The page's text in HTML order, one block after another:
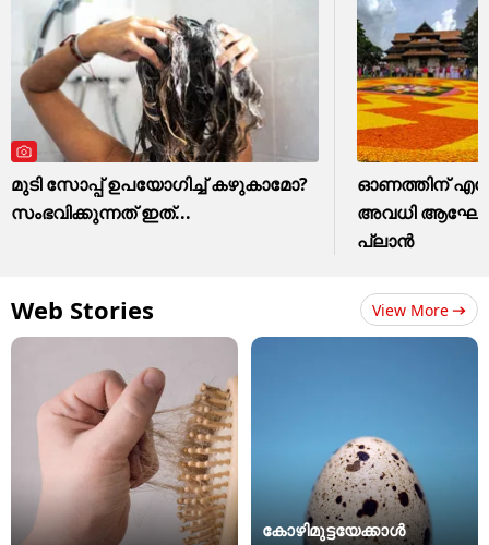
മുടി സോപ്പ് ഉപയോഗിച്ച് കഴുകാമോ?
സംഭവിക്കുന്നത് ഇത്...
ഓണത്തിന്
അവധി
പ്ലാൻ
Web Stories View More
കോഴിമുട്ടയേക്കാൾ